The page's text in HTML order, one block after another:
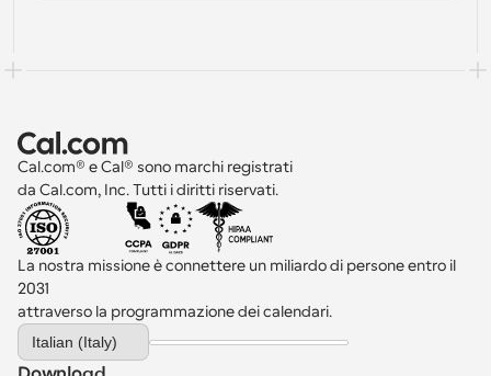
Cal.com® e Cal® sono marchi registrati
da Cal.com, Inc. Tutti i diritti riservati.
La nostra missione è connettere un miliardo di persone entro il
2031
attraverso la programmazione dei calendari.
Select Language
Italian (Italy)